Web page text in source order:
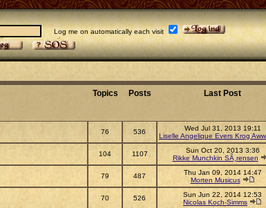
Log me on automatically each visit
Topics Posts
Last Post
76 536
Wed Jul 31, 2013 19:11
Liselle Angelique Evers Krog
104 1107
Sun Oct 20, 2013 3:36
Rikke Munchkin SÃ¸rensen
79 487
Thu Jan 09, 2014 14:47
Morten Musicus
70 526
Sun Jun 22, 2014 12:53
Nicolas Koch-Simms